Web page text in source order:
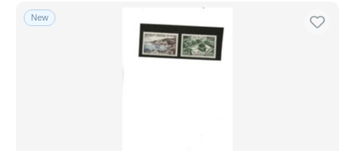
Free shipping
New